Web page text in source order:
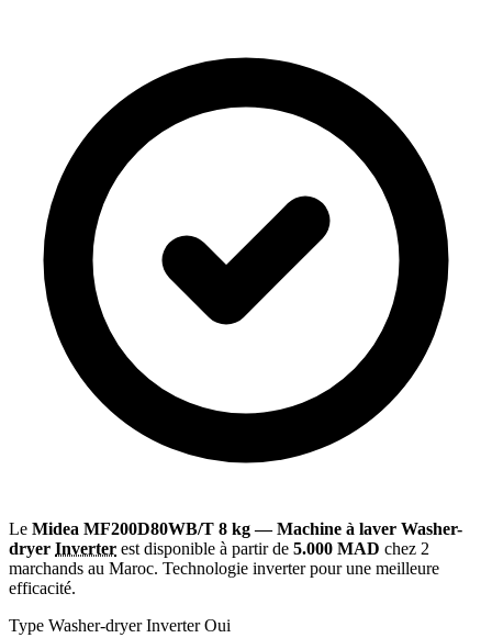
Le Midea MF200D80WB/T 8 kg — Machine à laver Washer-
dryer Inverter est disponible à partir de 5.000 MAD chez 2
marchands au Maroc. Technologie inverter pour une meilleure
efficacité.
Type Washer-dryer Inverter Oui